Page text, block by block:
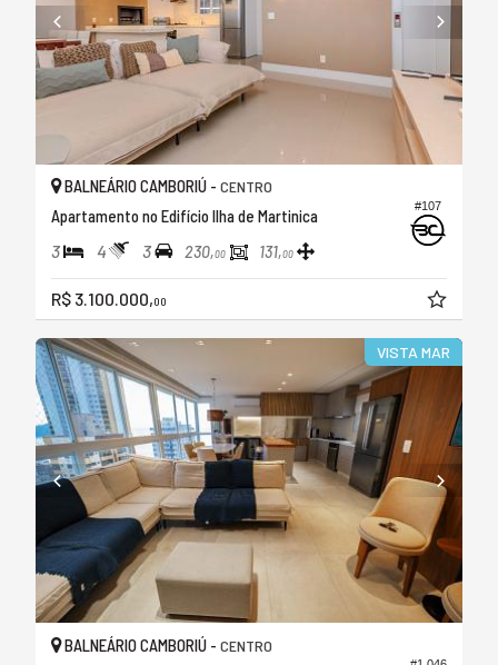
#107
BALNEÁRIO CAMBORIÚ - CENTRO
Apartamento no Edifício Ilha de Martinica
3 4 3 230,00 131,00
R$ 3.100.000,00
VISTA MAR
BALNEÁRIO CAMBORIÚ - CENTRO